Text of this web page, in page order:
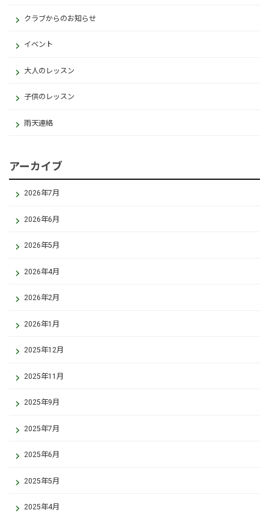
クラブからのお知らせ
イベント
大人のレッスン
子供のレッスン
雨天連絡
アーカイブ
2026年7月
2026年6月
2026年5月
2026年4月
2026年2月
2026年1月
2025年12月
2025年11月
2025年9月
2025年7月
2025年6月
2025年5月
2025年4月